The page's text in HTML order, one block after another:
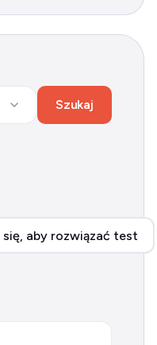
Szukaj
aby rozwiązać test